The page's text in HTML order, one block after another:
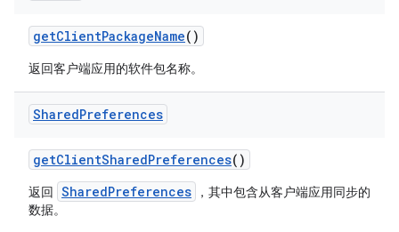
getClientPackageName()
返回客户端应用的软件包名称。
SharedPreferences
getClientSharedPreferences()
返回 SharedPreferences
，其中包含从客户端应用同步的
数据。